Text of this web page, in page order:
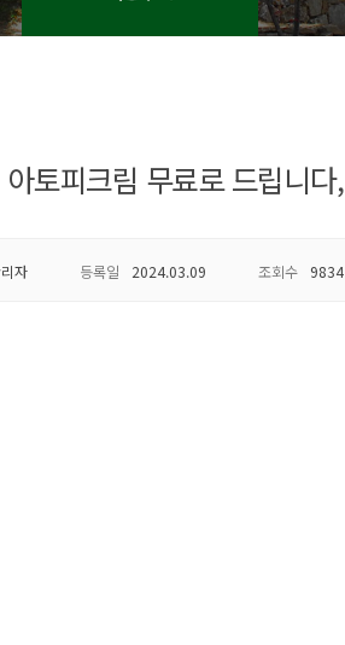
아토피크림 무료로 드립니다,
자 등록일 2024.03.09 조회수 9834